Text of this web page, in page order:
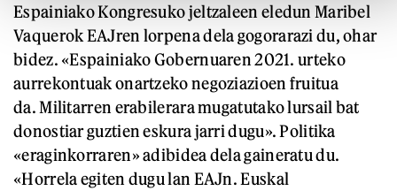
Espainiako Kongresuko jeltzaleen eledun Maribel
Vaquerok EAJren lorpena dela gogorarazi du, ohar
bidez. «Espainiako Gobernuaren 2021. urteko
aurrekontuak onartzeko negoziazioen fruitua
da. Militarren erabilerara mugatutako lursail bat
donostiar guztien eskura jarri dugu». Politika
«eraginkorraren» adibidea dela gaineratu du.
«Horrela egiten dugu lan EAJn. Euskal